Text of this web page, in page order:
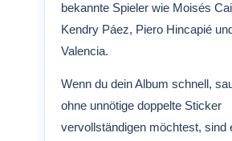
bekannte Spieler wie Moisés
Kendry Páez, Piero Hincapié
Valencia.
Wenn du dein Album schnell,
ohne unnötige doppelte Sticker
vervollständigen möchtest, sind